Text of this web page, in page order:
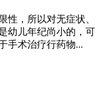
性，所以对无症状、
幼儿年纪尚小的，可
手术治疗行药物...